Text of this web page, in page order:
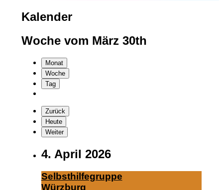
Kalender
Woche vom März 30th
Monat
Woche
Tag
Zurück
Heute
Weiter
4. April 2026
Selbst­hil­fe­grup­pe
Würz­burg